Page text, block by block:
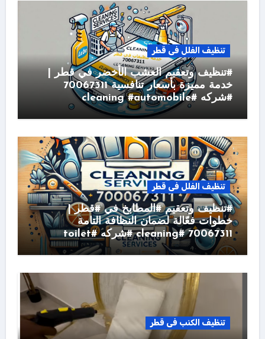
تنظيف الفلل فى قطر
#تنظيف وتعقيم العشب الأخضر في قطر |
خدمة مميزة بأسعار تنافسية 70067311
#شركه #cleaning #automobile
تنظيف الفلل فى قطر
#تنظيف وتعقيم #المطابخ في #قطر |
خطوات فعّالة لضمان النظافة التامة
70067311 #cleaning #شركه #toilet
تنظيف الكنب فى قطر